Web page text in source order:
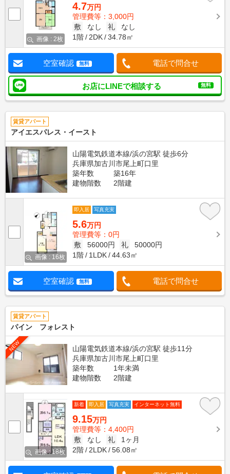
画像 : 2枚
4.7万円
管理費等：3,000円
敷
なし 礼
なし
1階
2DK 34.78㎡
空室確認 無料 電話で問合せ
お店にLINEで相談する 無料
賃貸アパート
アイエスパレス・イースト
山陽電気鉄道本線/浜の宮駅 徒歩6分
兵庫県加古川市尾上町口里
築年数
築16年
建物階数
2階建
画像 : 16枚
即入居 写真充実
5.6万円
管理費等：0円
敷
56000円 礼
50000円
1階
1LDK 44.63㎡
空室確認 無料 電話で問合せ
賃貸アパート
パイン フォレスト
NEW
山陽電気鉄道本線/浜の宮駅 徒歩11分
兵庫県加古川市尾上町口里
築年数
1年未満
建物階数
2階建
画像 : 18枚
新着 即入居 写真充実 インターネット無料
9.15万円
管理費等：4,400円
敷
なし 礼
1ヶ月
2階
2LDK 56.08㎡